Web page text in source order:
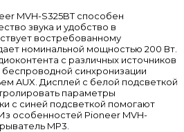
MVH-S325BT способен
звука и удобство в
востребованному
номинальной мощностью 200 Вт.
с различных источников
синхронизации
AUX. Дисплей с белой подсветкой
параметры
с синей подсветкой помогают
особенностей Pioneer MVH-
MP3.